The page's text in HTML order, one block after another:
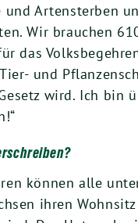
und Artensterben
Wir brauchen
das
und
wird. Ich bin
können alle
ihren